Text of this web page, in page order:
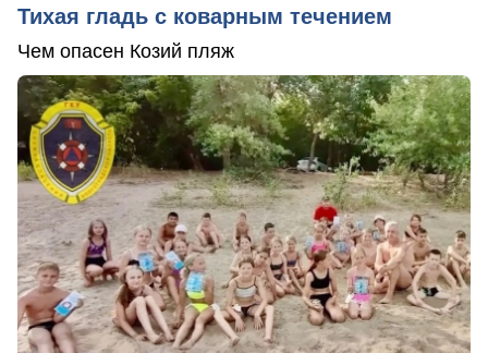
Тихая гладь с коварным течением
Чем опасен Козий пляж